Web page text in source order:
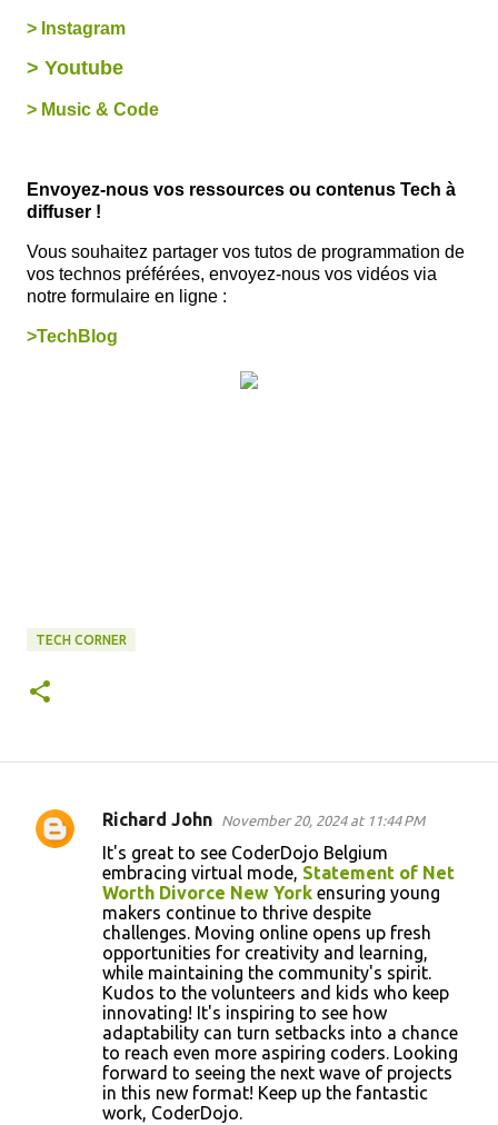
> Instagram
> Youtube
> Music & Code
Envoyez-nous vos ressources ou contenus Tech à
diffuser !
Vous souhaitez partager vos tutos de programmation de
vos technos préférées, envoyez-nous vos vidéos via
notre formulaire en ligne :
>TechBlog
TECH CORNER
C
Richard John November 20, 2024 at 11:44 PM
It's great to see CoderDojo Belgium
embracing virtual mode, Statement of Net
Worth Divorce New York ensuring young
makers continue to thrive despite
challenges. Moving online opens up fresh
opportunities for creativity and learning,
while maintaining the community's spirit.
Kudos to the volunteers and kids who keep
innovating! It's inspiring to see how
adaptability can turn setbacks into a chance
to reach even more aspiring coders. Looking
forward to seeing the next wave of projects
in this new format! Keep up the fantastic
work, CoderDojo.